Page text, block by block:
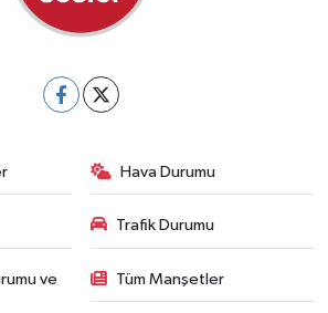
Hava Durumu
Trafik Durumu
ve
Tüm Manşetler